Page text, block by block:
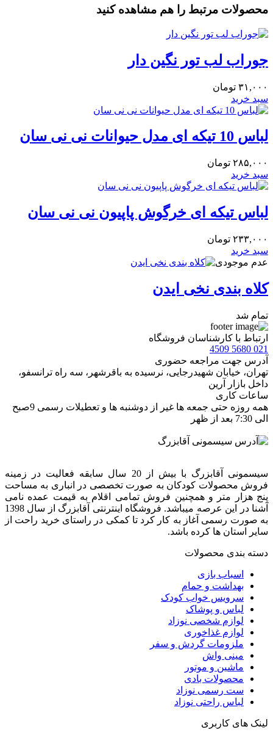
محصولات مرتبط را هم مشاهده کنید
جوراب لب تور نگین دار
۳۱,۰۰۰ تومان
سبد خرید
لباس 10 تیکه ای مدل حیوانات نی نی سان
۲۸۵,۰۰۰ تومان
سبد خرید
لباس تیکه ای خرگوش پاپیون نی نی سان
۲۳۳,۰۰۰ تومان
سبد خرید
عدم موجودی
کلاه بندی نخی ایدن
تمام شد
ارتباط با کارشناسان فروشگاه
021 5680 4509
آدرس جهت مراجعه حضوری
تهران، خيابان شهيدرجايى، نرسیده به باقرشهر، سه راه ترانسفو،
داخل بازار آرین
ساعات کاری
همه روزه حتی جمعه ها غیر از دوشنبه ها و تعطیلات رسمی 9صبح
الی 7:30 بعد از ظهر
سیسمونی آقابزرگ با بیش از 20 سال سابقه فعالیت در زمینه
فروش محصولات کودکان به صورت تخصصی در انباری به مساحت
پنج هزار متر و همچنین فروش تمامی اقلام به قیمت عمده نامی
آشنا در این عرصه میباشد. فروشگاه اینترنتی آقابزرگ از سال 1398
به صورت رسمی آغاز به کار کرد تا کمکی در راستای خرید راحت از
سایر استان ها کرده باشد.
دسته بندی محصولات
اسباب بازی
بهداشت و حمام
سرویس خواب کودک
لباس و پوشاک
لوازم شخصی نوزاد
لوازم غذاخوری
ملزومات گردش و سفر
مینی واش
ماشین و موتور
محصولات بادی
ست رسمی نوزاد
لباس راحتی نوزاد
لینک های کاربری